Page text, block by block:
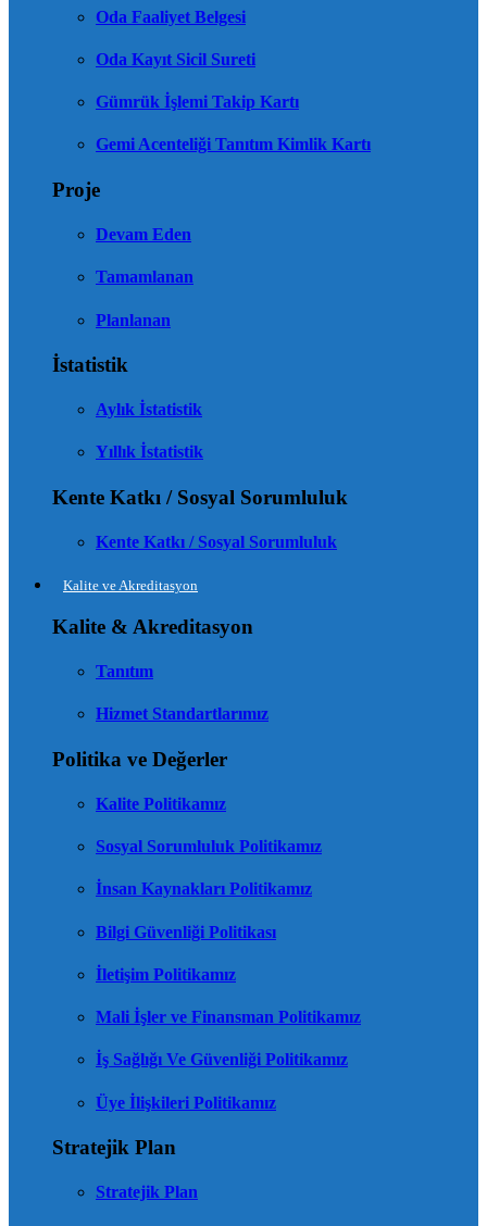
Oda Faaliyet Belgesi
Oda Kayıt Sicil Sureti
Gümrük İşlemi Takip Kartı
Gemi Acenteliği Tanıtım Kimlik Kartı
Proje
Devam Eden
Tamamlanan
Planlanan
İstatistik
Aylık İstatistik
Yıllık İstatistik
Kente Katkı / Sosyal Sorumluluk
Kente Katkı / Sosyal Sorumluluk
Kalite ve Akreditasyon
Kalite & Akreditasyon
Tanıtım
Hizmet Standartlarımız
Politika ve Değerler
Kalite Politikamız
Sosyal Sorumluluk Politikamız
İnsan Kaynakları Politikamız
Bilgi Güvenliği Politikası
İletişim Politikamız
Mali İşler ve Finansman Politikamız
İş Sağlığı Ve Güvenliği Politikamız
Üye İlişkileri Politikamız
Stratejik Plan
Stratejik Plan